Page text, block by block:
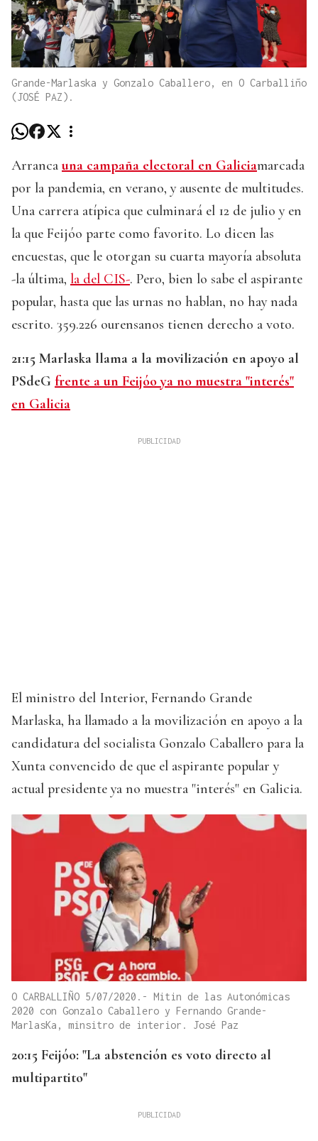
Grande-Marlaska y Gonzalo Caballero, en O Carballiño
(JOSÉ PAZ).
Arranca una campaña electoral en Galiciamarcada
por la pandemia, en verano, y ausente de multitudes.
Una carrera atípica que culminará el 12 de julio y en
la que Feijóo parte como favorito. Lo dicen las
encuestas, que le otorgan su cuarta mayoría absoluta
-la última, la del CIS-. Pero, bien lo sabe el aspirante
popular, hasta que las urnas no hablan, no hay nada
escrito. 359.226 ourensanos tienen derecho a voto.
21:15 Marlaska llama a la movilización en apoyo al
PSdeG frente a un Feijóo ya no muestra "interés"
en Galicia
El ministro del Interior, Fernando Grande
Marlaska, ha llamado a la movilización en apoyo a la
candidatura del socialista Gonzalo Caballero para la
Xunta convencido de que el aspirante popular y
actual presidente ya no muestra "interés" en Galicia.
O CARBALLIÑO 5/07/2020.- Mitin de las Autonómicas
2020 con Gonzalo Caballero y Fernando Grande-
MarlasKa, minsitro de interior. José Paz
20:15 Feijóo: "La abstención es voto directo al
multipartito"